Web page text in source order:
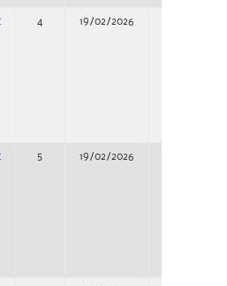
4 19/02/2026
5 19/02/2026